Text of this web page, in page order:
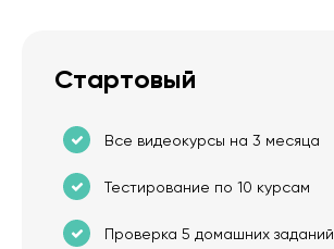
Стартовый
Все видеокурсы на 3 месяца
Тестирование по 10 курсам
Проверка 5 домашних заданий